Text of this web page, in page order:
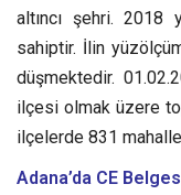
altıncı şehri. 2018
sahiptir. İlin
düşmektedir.
ilçesi olmak üzere
ilçelerde 831
Adana’da CE